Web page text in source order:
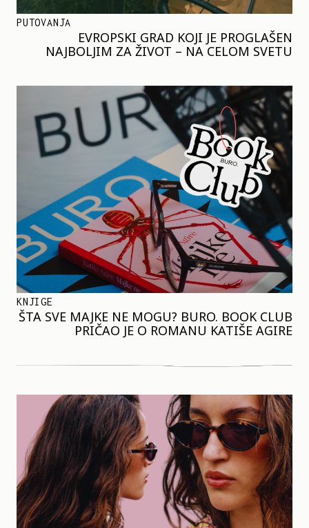
PUTOVANJA
EVROPSKI GRAD KOJI JE PROGLAŠEN
NAJBOLJIM ZA ŽIVOT – NA CELOM SVETU
KNJIGE
ŠTA SVE MAJKE NE MOGU? BURO. BOOK CLUB
PRIČAO JE O ROMANU KATIŠE AGIRE